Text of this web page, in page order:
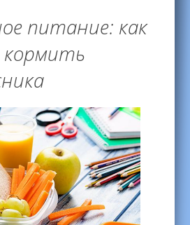
питание: как
кормить